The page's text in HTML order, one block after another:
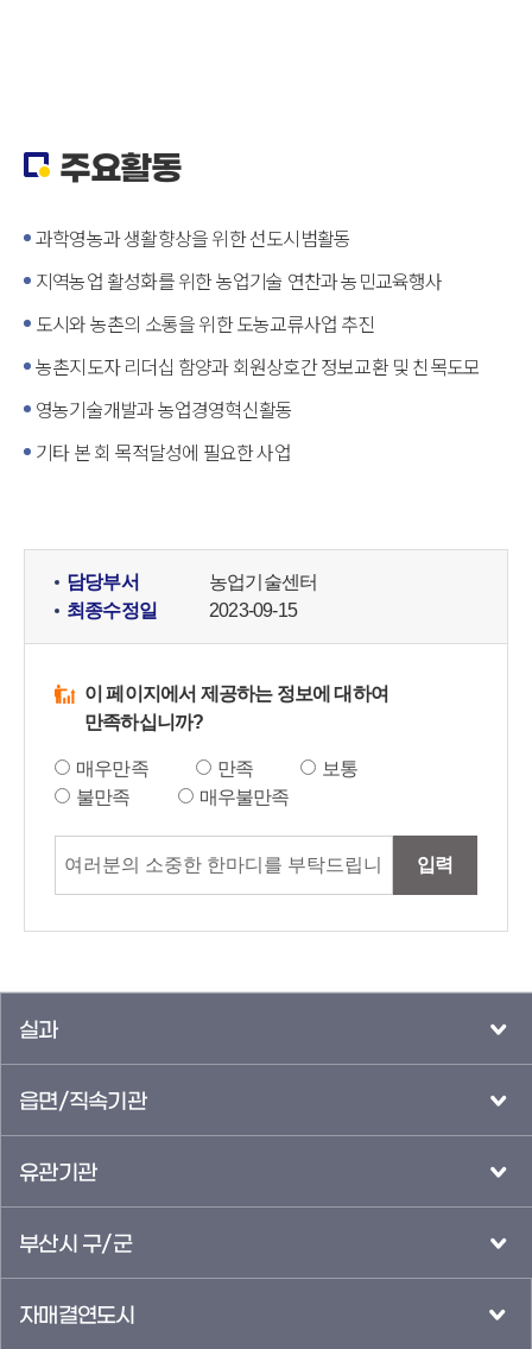
주요활동
과학영농과 생활향상을 위한 선도시범활동
지역농업 활성화를 위한 농업기술 연찬과 농민교육행사
도시와 농촌의 소통을 위한 도농교류사업 추진
농촌지도자 리더십 함양과 회원상호간 정보교환 및 친목도모
영농기술개발과 농업경영혁신활동
기타 본 회 목적달성에 필요한 사업
담당부서
농업기술센터
최종수정일
2023-09-15
이 페이지에서 제공하는 정보에 대하여
만족하십니까?
매우만족 만족
보통
불만족
매우불만족
입력
실과
읍면/직속기관
유관기관
부산시 구/군
자매결연도시